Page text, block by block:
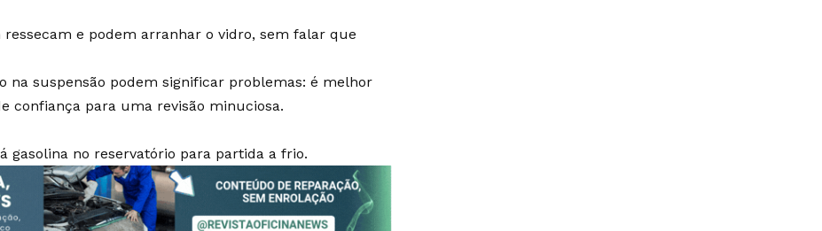
e podem arranhar o vidro, sem falar que
na suspensão podem significar problemas: é melhor
confiança para uma revisão minuciosa.
gasolina no reservatório para partida a frio.